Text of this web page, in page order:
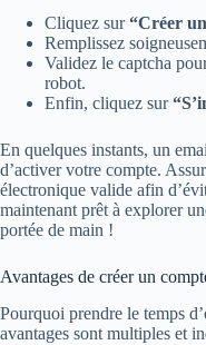
Cliquez sur“Créer
Remplissez
Validez le captcha
robot.
Enfin, cliquez sur
En quelques instants, un
d’activer votre compte.
électronique valide afin
maintenant prêt à explorer
portée de main !
Avantages de créer un
Pourquoi prendre le temps
avantages sont multiples et